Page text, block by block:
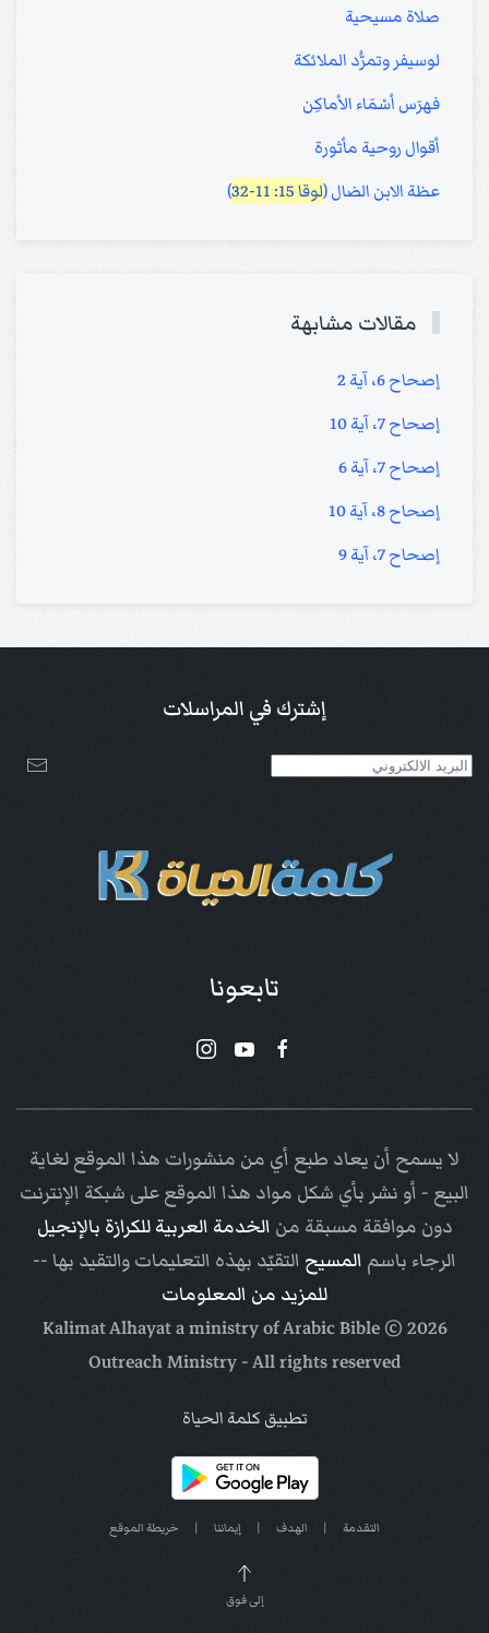
صلاة مسيحية
لوسيفر وتمرُّد الملائكة
فهرَس أسْمَاء الأماكِن
أقوال روحية مأثورة
عظة الابن الضال (لوقا 15: 11-32 )
مقالات مشابهة
إصحاح 6، آية 2
إصحاح 7، آية 10
إصحاح 7، آية 6
إصحاح 8، آية 10
إصحاح 7، آية 9
إشترك في المراسلات
تابعونا
لا يسمح أن يعاد طبع أي من منشورات هذا الموقع لغاية
البيع - أو نشر بأي شكل مواد هذا الموقع على شبكة الإنترنت
دون موافقة مسبقة من الخدمة العربية للكرازة بالإنجيل
الرجاء باسم المسيح التقيّد بهذه التعليمات والتقيد بها --
للمزيد من المعلومات
2026
© Kalimat Alhayat a ministry of
Arabic Bible
Outreach Ministry- All rights reserved
تطبيق كلمة الحياة
التقدمة | الهدف | إيماننا | خريطة الموقع
إلى فوق